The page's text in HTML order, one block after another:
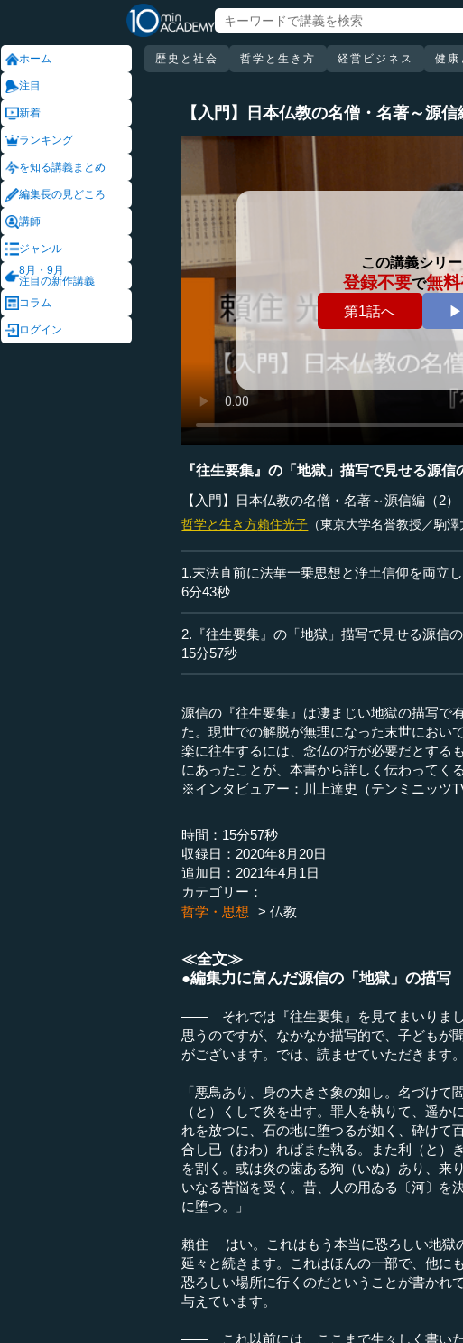
ホーム
注目
新着
ランキング
を知る講義まとめ
編集長の見どころ
講師
ジャンル
8月・9月
注目の新作講義
コラム
ログイン
歴史と社会 哲学と生き方 経営ビジネス 健康
【入門】日本仏教の名僧・名著～源信
この講義シリ
登録不要で無
第1話へ
▶
『往生要集』の「地獄」描写で見せる源信
【入門】日本仏教の名僧・名著～源信編（2
哲学と生き方賴住光子 （東京大学名誉教授／駒
1.末法直前に法華一乗思想と浄土信仰を両立
6分43秒
2.『往生要集』の「地獄」描写で見せる源信
15分57秒
源信の『往生要集』は凄まじい地獄の描写で
た。現世での解脱が無理になった末世におい
楽に往生するには、念仏の行が必要だとする
にあったことが、本書から詳しく伝わってく
※インタビュアー：川上達史（テンミニッツ
時間：15分57秒
収録日：2020年8月20日
追加日：2021年4月1日
カテゴリー：
哲学・思想
仏教
≪全文≫
●編集力に富んだ源信の「地獄」の描写
―― それでは『往生要集』を見てまいりまし
思うのですが、なかなか描写的で、子どもが
がございます。では、読ませていただきます。
「悪鳥あり、身の大きさ象の如し。名づけて
（と）くして炎を出す。罪人を執りて、遥
れを放つに、石の地に堕つるが如く、砕けて
合し已（おわ）ればまた執る。また利（と）
を割く。或は炎の歯ある狗（いぬ）あり、来
いなる苦悩を受く。昔、人の用ゐる〔河〕を
に堕つ。」
賴住 はい。これはもう本当に恐ろしい地獄
延々と続きます。これはほんの一部で、他に
恐ろしい場所に行くのだということが書かれ
与えています。
―― これ以前には、ここまで生々しく書いた